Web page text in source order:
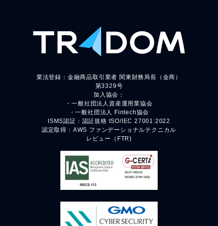
業法登録：金融商品取引業者 関東財務局長（金商）
第3329号
加入協会：
・一般社団法人資産運用業協会
・一般社団法人 Fintech協会
ISMS認証：認証規格 ISO/IEC 27001:2022
認定取得：AWS ファンデーショナルテクニカル
レビュー（FTR)